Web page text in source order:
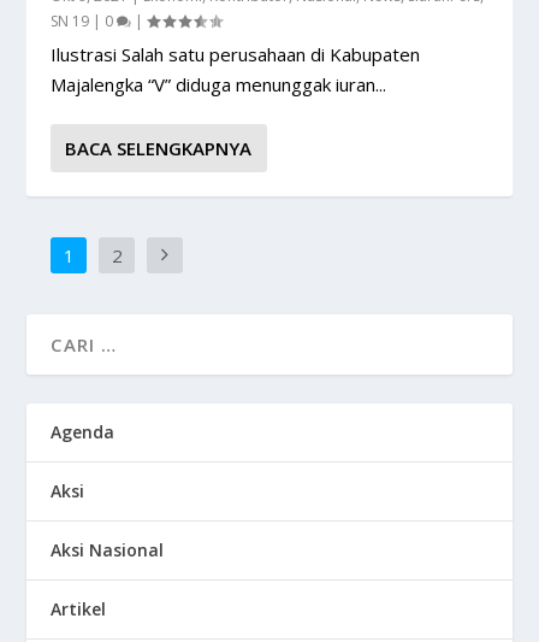
SN 19 | 0 |
Ilustrasi Salah satu perusahaan di Kabupaten
Majalengka “V” diduga menunggak iuran...
BACA SELENGKAPNYA
1 2
Agenda
Aksi
Aksi Nasional
Artikel